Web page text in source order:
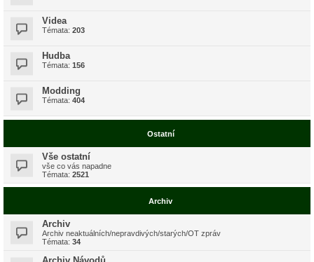
Videa
Témata: 203
Hudba
Témata: 156
Modding
Témata: 404
Ostatní
Vše ostatní
vše co vás napadne
Témata: 2521
Archiv
Archiv
Archiv neaktuálních/nepravdivých/starých/OT zpráv
Témata: 34